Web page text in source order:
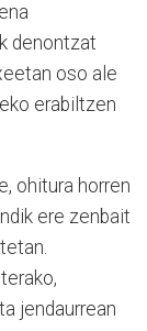
denontzat
oso ale
erabiltzen
ohitura horren
ere zenbait
jendaurrean